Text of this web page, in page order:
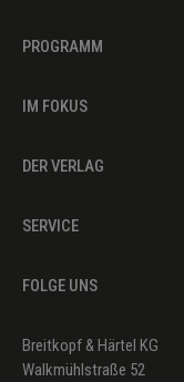
PROGRAMM
IM FOKUS
DER VERLAG
SERVICE
FOLGE UNS
Breitkopf & Härtel KG
Walkmühlstraße 52